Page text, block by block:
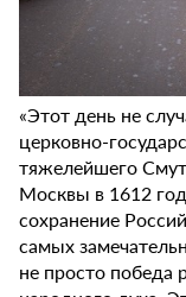
«Этот день не
церковно-
тяжелейшего
Москвы в 1612
сохранение
самых
не просто победа